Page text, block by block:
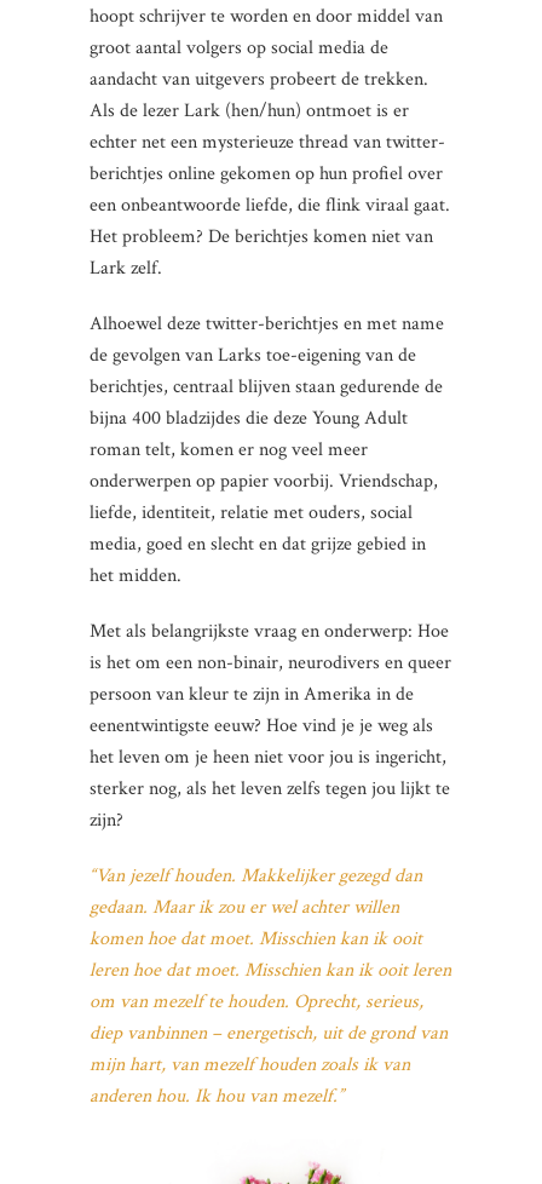
hoopt schrijver te worden en door middel van
groot aantal volgers op social media de
aandacht van uitgevers probeert de trekken.
Als de lezer Lark (hen/hun) ontmoet is er
echter net een mysterieuze thread van twitter-
berichtjes online gekomen op hun profiel over
een onbeantwoorde liefde, die flink viraal gaat.
Het probleem? De berichtjes komen niet van
Lark zelf.
Alhoewel deze twitter-berichtjes en met name
de gevolgen van Larks toe-eigening van de
berichtjes, centraal blijven staan gedurende de
bijna 400 bladzijdes die deze Young Adult
roman telt, komen er nog veel meer
onderwerpen op papier voorbij. Vriendschap,
liefde, identiteit, relatie met ouders, social
media, goed en slecht en dat grijze gebied in
het midden.
Met als belangrijkste vraag en onderwerp: Hoe
is het om een non-binair, neurodivers en queer
persoon van kleur te zijn in Amerika in de
eenentwintigste eeuw? Hoe vind je je weg als
het leven om je heen niet voor jou is ingericht,
sterker nog, als het leven zelfs tegen jou lijkt te
zijn?
“Van jezelf houden. Makkelijker gezegd dan
gedaan. Maar ik zou er wel achter willen
komen hoe dat moet. Misschien kan ik ooit
leren hoe dat moet. Misschien kan ik ooit leren
om van mezelf te houden. Oprecht, serieus,
diep vanbinnen – energetisch, uit de grond van
mijn hart, van mezelf houden zoals ik van
anderen hou. Ik hou van mezelf.”